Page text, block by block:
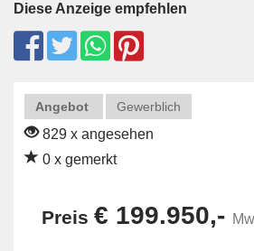
Diese Anzeige empfehlen
Angebot Gewerblich
829 x angesehen
0 x gemerkt
Preis € 199.950,-